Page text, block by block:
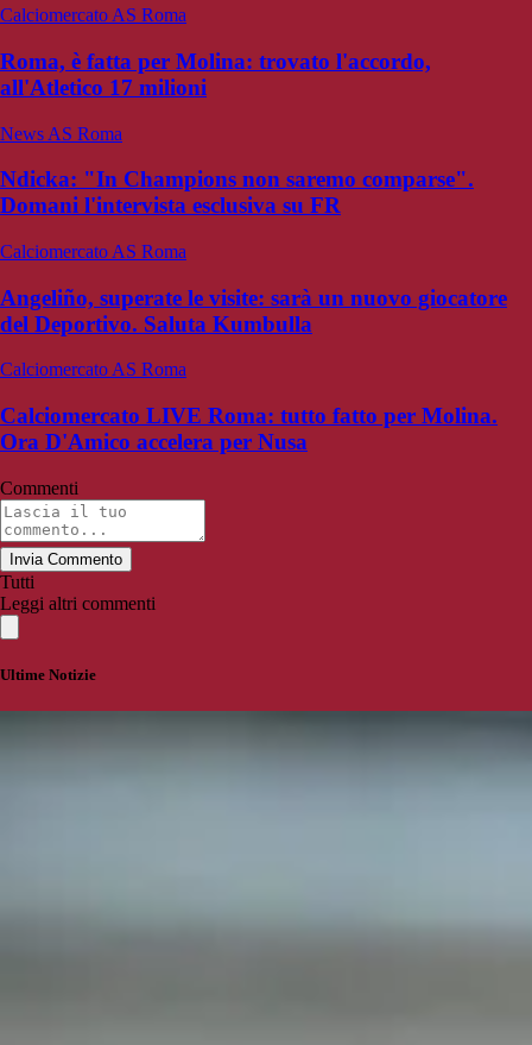
Calciomercato AS Roma
Roma, è fatta per Molina: trovato l'accordo,
all'Atletico 17 milioni
News AS Roma
Ndicka: "In Champions non saremo comparse".
Domani l'intervista esclusiva su FR
Calciomercato AS Roma
Angeliño, superate le visite: sarà un nuovo giocatore
del Deportivo. Saluta Kumbulla
Calciomercato AS Roma
Calciomercato LIVE Roma: tutto fatto per Molina.
Ora D'Amico accelera per Nusa
Commenti
Invia Commento
Tutti
Leggi altri commenti
Ultime Notizie